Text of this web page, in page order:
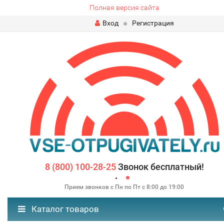
Полная версия сайта
Вход
Регистрация
8 (800) 100-28-25Звонок бесплатный!
Прием звонков с Пн по Пт с 8:00 до 19:00
Каталог товаров